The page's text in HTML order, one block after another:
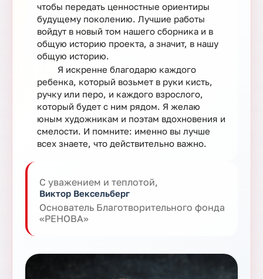
чтобы передать ценностные ориентиры
будущему поколению. Лучшие работы
войдут в новый том нашего сборника и в
общую историю проекта, а значит, в нашу
общую историю.
Я искренне благодарю каждого
ребенка, который возьмет в руки кисть,
ручку или перо, и каждого взрослого,
который будет с ним рядом. Я желаю
юным художникам и поэтам вдохновения и
смелости. И помните: именно вы лучше
всех знаете, что действительно важно.
С уважением и теплотой,
Виктор Вексельберг
Основатель Благотворительного фонда
«РЕНОВА»